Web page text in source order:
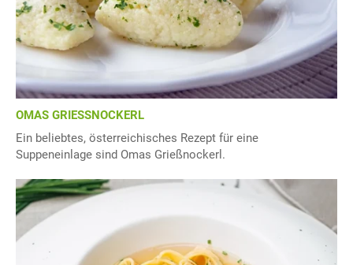
OMAS GRIESSNOCKERL
Ein beliebtes, österreichisches Rezept für eine
Suppeneinlage sind Omas Grießnockerl.